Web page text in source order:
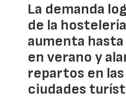
La demanda
de la hostelería
aumenta
en verano y
repartos en las
ciudades